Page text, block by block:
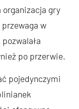
organizacja gry
przewaga w
po przerwie.
pojedynczymi